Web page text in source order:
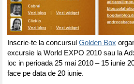
Inscrie-te la concursul Golden Box
excursie la World EXPO 2010 sau la
loc in perioada 25 mai 2010 – 15 iunie
face pe data de 20 iunie.